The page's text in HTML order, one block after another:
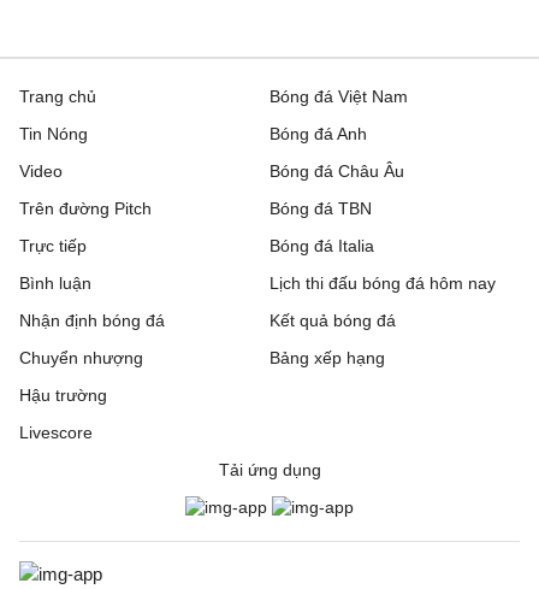
Trang chủ
Tin Nóng
Video
Trên đường Pitch
Trực tiếp
Bóng đá Việt Nam
Bóng đá Anh
Bóng đá Châu Âu
Bóng đá TBN
Bóng đá Italia
Bình luận
Nhận định bóng đá
Chuyển nhượng
Hậu trường
Livescore
Lịch thi đấu bóng đá hôm nay
Kết quả bóng đá
Bảng xếp hạng
Tải ứng dụng